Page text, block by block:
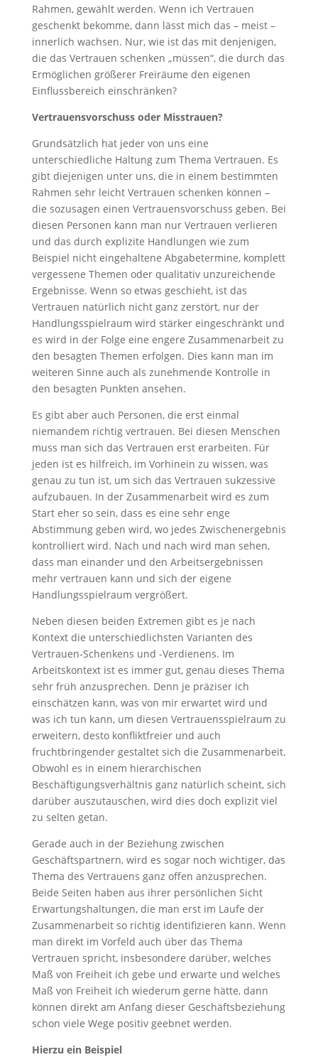
Rahmen, gewählt werden. Wenn ich Vertrauen
geschenkt bekomme, dann lässt mich das – meist –
innerlich wachsen. Nur, wie ist das mit denjenigen,
die das Vertrauen schenken „müssen“, die durch das
Ermöglichen größerer Freiräume den eigenen
Einflussbereich einschränken?
Vertrauensvorschuss oder Misstrauen?
Grundsätzlich hat jeder von uns eine
unterschiedliche Haltung zum Thema Vertrauen. Es
gibt diejenigen unter uns, die in einem bestimmten
Rahmen sehr leicht Vertrauen schenken können –
die sozusagen einen Vertrauensvorschuss geben. Bei
diesen Personen kann man nur Vertrauen verlieren
und das durch explizite Handlungen wie zum
Beispiel nicht eingehaltene Abgabetermine, komplett
vergessene Themen oder qualitativ unzureichende
Ergebnisse. Wenn so etwas geschieht, ist das
Vertrauen natürlich nicht ganz zerstört, nur der
Handlungsspielraum wird stärker eingeschränkt und
es wird in der Folge eine engere Zusammenarbeit zu
den besagten Themen erfolgen. Dies kann man im
weiteren Sinne auch als zunehmende Kontrolle in
den besagten Punkten ansehen.
Es gibt aber auch Personen, die erst einmal
niemandem richtig vertrauen. Bei diesen Menschen
muss man sich das Vertrauen erst erarbeiten. Für
jeden ist es hilfreich, im Vorhinein zu wissen, was
genau zu tun ist, um sich das Vertrauen sukzessive
aufzubauen. In der Zusammenarbeit wird es zum
Start eher so sein, dass es eine sehr enge
Abstimmung geben wird, wo jedes Zwischenergebnis
kontrolliert wird. Nach und nach wird man sehen,
dass man einander und den Arbeitsergebnissen
mehr vertrauen kann und sich der eigene
Handlungsspielraum vergrößert.
Neben diesen beiden Extremen gibt es je nach
Kontext die unterschiedlichsten Varianten des
Vertrauen-Schenkens und -Verdienens. Im
Arbeitskontext ist es immer gut, genau dieses Thema
sehr früh anzusprechen. Denn je präziser ich
einschätzen kann, was von mir erwartet wird und
was ich tun kann, um diesen Vertrauensspielraum zu
erweitern, desto konfliktfreier und auch
fruchtbringender gestaltet sich die Zusammenarbeit.
Obwohl es in einem hierarchischen
Beschäftigungsverhältnis ganz natürlich scheint, sich
darüber auszutauschen, wird dies doch explizit viel
zu selten getan.
Gerade auch in der Beziehung zwischen
Geschäftspartnern, wird es sogar noch wichtiger, das
Thema des Vertrauens ganz offen anzusprechen.
Beide Seiten haben aus ihrer persönlichen Sicht
Erwartungshaltungen, die man erst im Laufe der
Zusammenarbeit so richtig identifizieren kann. Wenn
man direkt im Vorfeld auch über das Thema
Vertrauen spricht, insbesondere darüber, welches
Maß von Freiheit ich gebe und erwarte und welches
Maß von Freiheit ich wiederum gerne hätte, dann
können direkt am Anfang dieser Geschäftsbeziehung
schon viele Wege positiv geebnet werden.
Hierzu ein Beispiel